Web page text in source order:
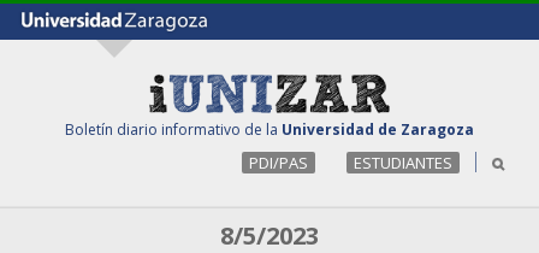
Boletín diario informativo de la Universidad de Zaragoza
PDI/PAS ESTUDIANTES
8/5/2023